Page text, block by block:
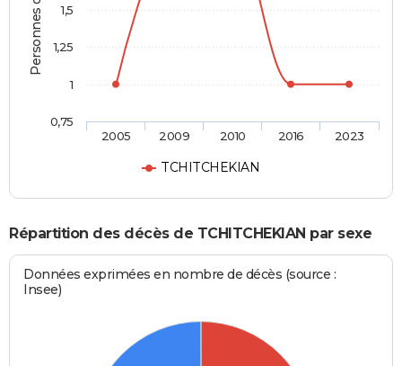
TCHITCHEKIAN
2005 2009 2010 2016 2023
0,75
1
1,25
1,5
Répartition des décès de TCHITCHEKIAN par sexe
Données exprimées en nombre de décès (source :
Insee)